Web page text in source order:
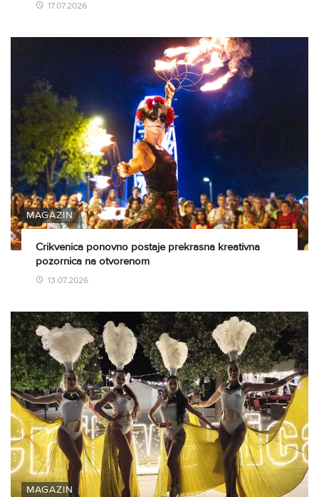
17.07.2026
MAGAZIN
Crikvenica ponovno postaje prekrasna kreativna
pozornica na otvorenom
13.07.2026
MAGAZIN